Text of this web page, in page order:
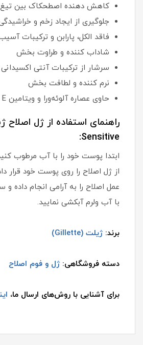
کاهش دهنده اصطحکاک بین
جلوگیری از ایجاد زخم و
فاقد الکل، پارابن و ترکیبات
شاداب کننده و طراوت بخش
سرشار از ترکیبات آنتی اکسیدانی
نرم کننده و لطافت بخش
حاوی عصاره آلوئه‌ورا و ویتامین E
راهنمای استفاده از ژل اصلاح
Sensitive:
ابتدا پوست خود را با آب مرطوب
از ژل اصلاح را روی پوست خود قرار
عمل اصلاح را به آرامی انجام
با آب ولرم آبکشی نمایید.
برند: ژیلت (Gillette)
دسته فروشگاهی: ژل و فوم اصلاح
برای آشنایی با روش‌های ارسال ما،